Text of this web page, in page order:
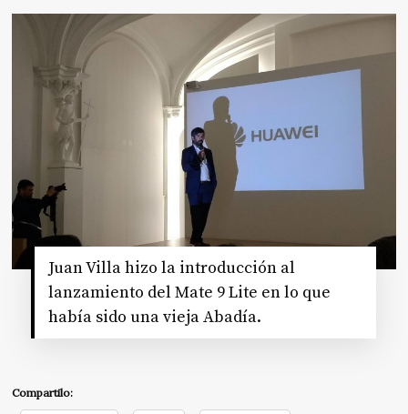
Juan Villa hizo la introducción al
lanzamiento del Mate 9 Lite en lo que
había sido una vieja Abadía.
Compartilo: